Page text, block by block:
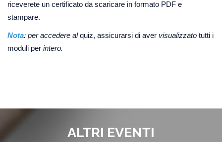
riceverete un certificato da scaricare in formato PDF e
stampare.
Nota: per accedere alquiz, assicurarsi di aver visualizzato tutti i
moduli per intero.
ALTRI EVENTI